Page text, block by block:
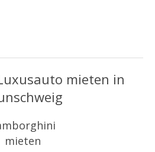
mieten in
mieten